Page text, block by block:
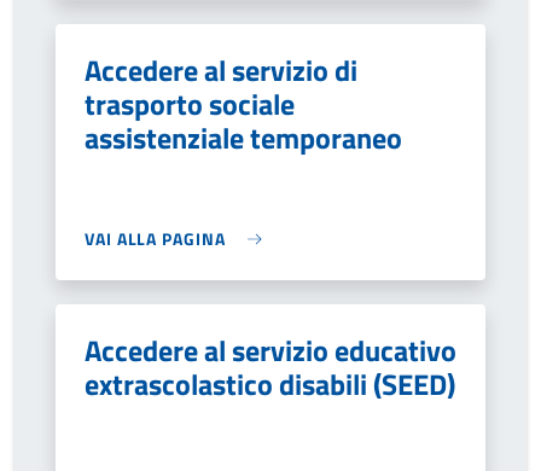
Accedere al servizio di
trasporto sociale
assistenziale temporaneo
VAI ALLA PAGINA
Accedere al servizio educativo
extrascolastico disabili (SEED)